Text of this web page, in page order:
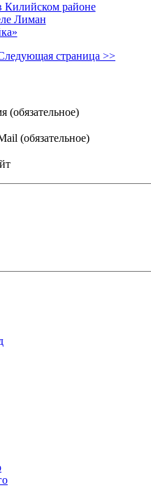
Килийском районе
Лиман
страница >>
(обязательное)
(обязательное)